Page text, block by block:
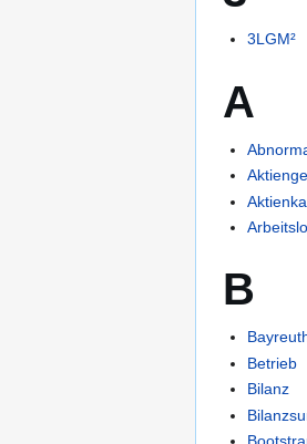
3LGM²
A
B
Betrieb
Bilanz